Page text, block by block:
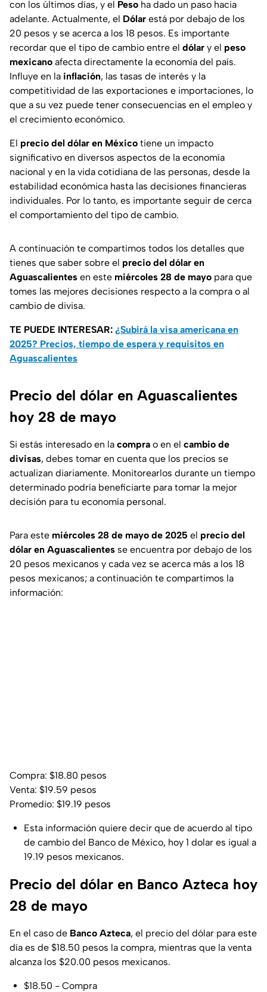
con los últimos días, y el Peso ha dado un paso hacia
adelante. Actualmente, el Dólar está por debajo de los
20 pesos y se acerca a los 18 pesos. Es importante
recordar que el tipo de cambio entre el dólar y el peso
mexicano afecta directamente la economía del país.
Influye en la inflación, las tasas de interés y la
competitividad de las exportaciones e importaciones, lo
que a su vez puede tener consecuencias en el empleo y
el crecimiento económico.
El precio del dólar en México tiene un impacto
significativo en diversos aspectos de la economía
nacional y en la vida cotidiana de las personas, desde la
estabilidad económica hasta las decisiones financieras
individuales. Por lo tanto, es importante seguir de cerca
el comportamiento del tipo de cambio.
A continuación te compartimos todos los detalles que
tienes que saber sobre el precio del dólar en
Aguascalientes en este miércoles 28 de mayo para que
tomes las mejores decisiones respecto a la compra o al
cambio de divisa.
TE PUEDE INTERESAR: ¿Subirá la visa americana en
2025? Precios, tiempo de espera y requisitos en
Aguascalientes
Precio del dólar en Aguascalientes
hoy 28 de mayo
Si estás interesado en la compra o en el cambio de
divisas, debes tomar en cuenta que los precios se
actualizan diariamente. Monitorearlos durante un tiempo
determinado podría beneficiarte para tomar la mejor
decisión para tu economía personal.
Para este miércoles 28 de mayo de 2025 el precio del
dólar en Aguascalientes se encuentra por debajo de los
20 pesos mexicanos y cada vez se acerca más a los 18
pesos mexicanos; a continuación te compartimos la
información:
Compra: $18.80 pesos
Venta: $19.59 pesos
Promedio: $19.19 pesos
Esta información quiere decir que de acuerdo al tipo
de cambio del Banco de México, hoy 1 dolar es igual a
19.19 pesos mexicanos.
Precio del dólar en Banco Azteca hoy
28 de mayo
En el caso de Banco Azteca, el precio del dólar para este
día es de $18.50 pesos la compra, mientras que la venta
alcanza los $20.00 pesos mexicanos.
$18.50 - Compra